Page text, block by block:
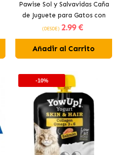
Pawise Sol y Salvavidas Caña
de Juguete para Gatos con
Catnip
(DESDE) 2.99 €
Añadir al Carrito
-10%